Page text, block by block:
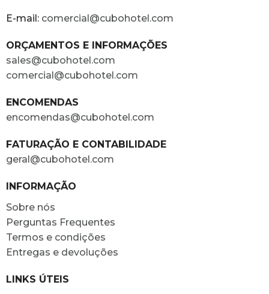
E-mail: comercial@cubohotel.com
ORÇAMENTOS E INFORMAÇÕES
sales@cubohotel.com
comercial@cubohotel.com
ENCOMENDAS
encomendas@cubohotel.com
FATURAÇÃO E CONTABILIDADE
geral@cubohotel.com
INFORMAÇÃO
Sobre nós
Perguntas Frequentes
Termos e condições
Entregas e devoluções
LINKS ÚTEIS